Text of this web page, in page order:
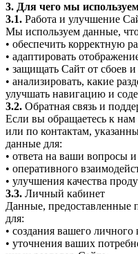
3. Для чего мы
3.1. Работа и улучшение
Мы используем данные,
• обеспечить корректную
• адаптировать
• защищать Сайт от сбоев
• анализировать, какие
улучшать навигацию и
3.2. Обратная связь и
Если вы обращаетесь к нам
или по контактам,
данные для:
• ответа на ваши вопросы
• оперативного
• улучшения качества
3.3. Личный кабинет
Данные, предоставленные
для:
• создания вашего личного
• уточнения ваших